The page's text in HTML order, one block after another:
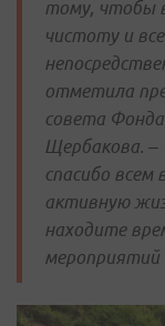
тому, чтобы
чистоту и
отметила
совета
Щербакова. –
спасибо
активную
находите
мероприятий